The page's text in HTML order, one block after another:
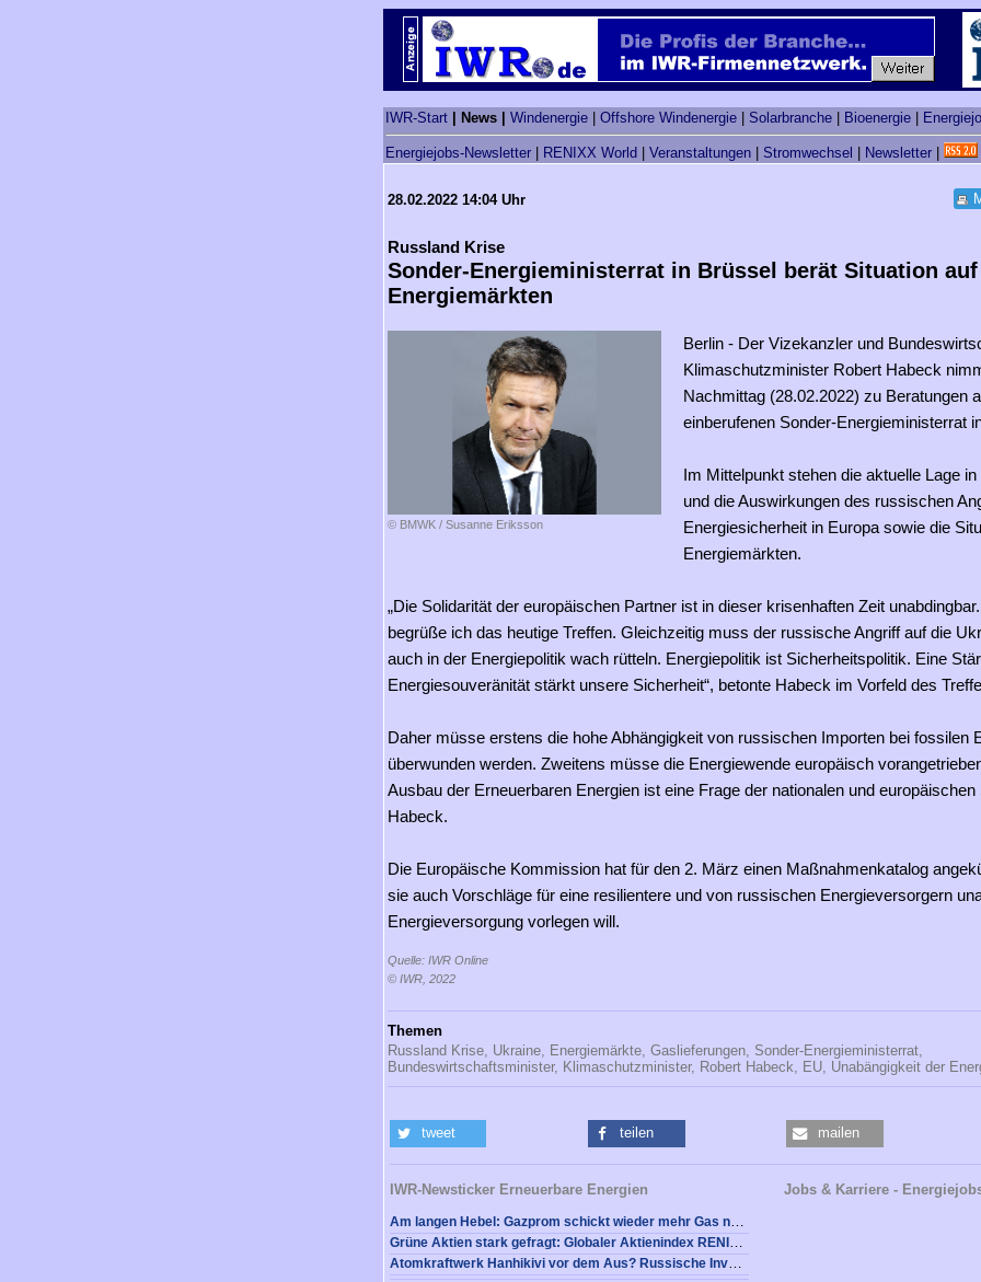
IWR-Start | News | Windenergie Offshore Windenergie Solarbranche Bioenergie
Energiejobs-Newsletter RENIXX World Veranstaltungen Stromwechsel Newsletter
28.02.2022 14:04 Uhr
Russland Krise
Sonder-Energieministerrat in Brüssel berät Situation auf
Energiemärkten
© BMWK / Susanne Eriksson
Berlin - Der Vizekanzler und
Klimaschutzminister Robert Habeck
Nachmittag (28.02.2022) zu Beratungen
einberufenen Sonder-Energieministerrat
Im Mittelpunkt stehen die aktuelle Lage
und die Auswirkungen des russischen
Energiesicherheit in Europa sowie die
Energiemärkten.
„Die Solidarität der europäischen Partner ist in dieser krisenhaften Zeit
begrüße ich das heutige Treffen. Gleichzeitig muss der russische Angriff auf die
auch in der Energiepolitik wach rütteln. Energiepolitik ist Sicherheitspolitik. Eine
Energiesouveränität stärkt unsere Sicherheit“, betonte Habeck im Vorfeld des
Daher müsse erstens die hohe Abhängigkeit von russischen Importen bei fossilen
überwunden werden. Zweitens müsse die Energiewende europäisch
Ausbau der Erneuerbaren Energien ist eine Frage der nationalen und europäischen
Habeck.
Die Europäische Kommission hat für den 2. März einen Maßnahmenkatalog
sie auch Vorschläge für eine resilientere und von russischen Energieversorgern
Energieversorgung vorlegen will.
Quelle: IWR Online
© IWR, 2022
Themen
Russland Krise, Ukraine, Energiemärkte, Gaslieferungen, Sonder-Energieministerrat,
Bundeswirtschaftsminister, Klimaschutzminister, Robert Habeck, EU, Unabängigkeit der
tweet teilen mailen
IWR-Newsticker Erneuerbare Energien
Jobs & Karriere -